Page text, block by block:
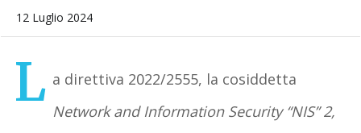
12 Luglio 2024
L a direttiva 2022/2555, la cosiddetta
Network and Information Security “NIS” 2,